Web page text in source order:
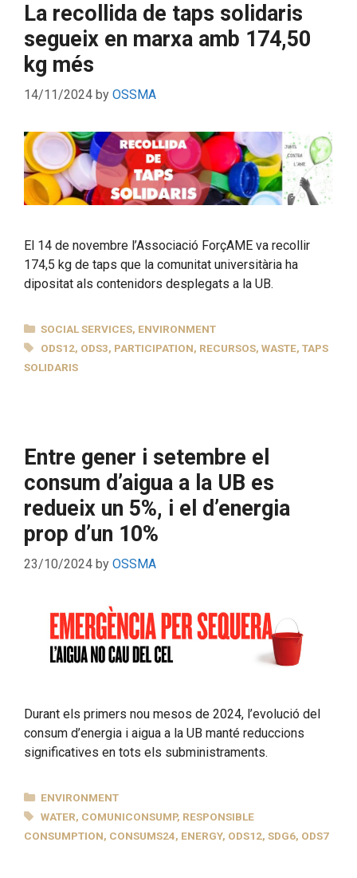
La recollida de taps solidaris
segueix en marxa amb 174,50
kg més
14/11/2024 by OSSMA
El 14 de novembre l’Associació ForçAME va recollir
174,5 kg de taps que la comunitat universitària ha
dipositat als contenidors desplegats a la UB.
CATEGORIES
SOCIAL SERVICES, ENVIRONMENT
TAGS
ODS12, ODS3, PARTICIPATION, RECURSOS,WASTE,TAPS
SOLIDARIS
Entre gener i setembre el
consum d’aigua a la UB es
redueix un 5%, i el d’energia
prop d’un 10%
23/10/2024 by OSSMA
Durant els primers nou mesos de 2024, l’evolució del
consum d’energia i aigua a la UB manté reduccions
significatives en tots els subministraments.
CATEGORIES
ENVIRONMENT
TAGS
WATER, COMUNICONSUMP, RESPONSIBLE
CONSUMPTION, CONSUMS24, ENERGY, ODS12, SDG6, ODS7